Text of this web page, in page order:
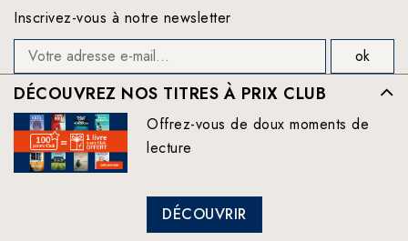
Inscrivez-vous à notre newsletter
DÉCOUVREZ NOS TITRES À PRIX CLUB
Offrez-vous de doux moments de
lecture
DÉCOUVRIR